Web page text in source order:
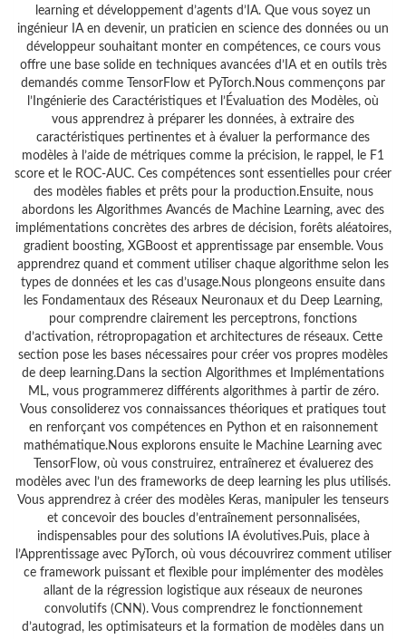
learning et développement d’agents d’IA. Que vous soyez un
ingénieur IA en devenir, un praticien en science des données ou un
développeur souhaitant monter en compétences, ce cours vous
offre une base solide en techniques avancées d’IA et en outils très
demandés comme TensorFlow et PyTorch.Nous commençons par
l’Ingénierie des Caractéristiques et l’Évaluation des Modèles, où
vous apprendrez à préparer les données, à extraire des
caractéristiques pertinentes et à évaluer la performance des
modèles à l’aide de métriques comme la précision, le rappel, le F1
score et le ROC-AUC. Ces compétences sont essentielles pour créer
des modèles fiables et prêts pour la production.Ensuite, nous
abordons les Algorithmes Avancés de Machine Learning, avec des
implémentations concrètes des arbres de décision, forêts aléatoires,
gradient boosting, XGBoost et apprentissage par ensemble. Vous
apprendrez quand et comment utiliser chaque algorithme selon les
types de données et les cas d’usage.Nous plongeons ensuite dans
les Fondamentaux des Réseaux Neuronaux et du Deep Learning,
pour comprendre clairement les perceptrons, fonctions
d’activation, rétropropagation et architectures de réseaux. Cette
section pose les bases nécessaires pour créer vos propres modèles
de deep learning.Dans la section Algorithmes et Implémentations
ML, vous programmerez différents algorithmes à partir de zéro.
Vous consoliderez vos connaissances théoriques et pratiques tout
en renforçant vos compétences en Python et en raisonnement
mathématique.Nous explorons ensuite le Machine Learning avec
TensorFlow, où vous construirez, entraînerez et évaluerez des
modèles avec l’un des frameworks de deep learning les plus utilisés.
Vous apprendrez à créer des modèles Keras, manipuler les tenseurs
et concevoir des boucles d’entraînement personnalisées,
indispensables pour des solutions IA évolutives.Puis, place à
l’Apprentissage avec PyTorch, où vous découvrirez comment utiliser
ce framework puissant et flexible pour implémenter des modèles
allant de la régression logistique aux réseaux de neurones
convolutifs (CNN). Vous comprendrez le fonctionnement
d’autograd, les optimisateurs et la formation de modèles dans un